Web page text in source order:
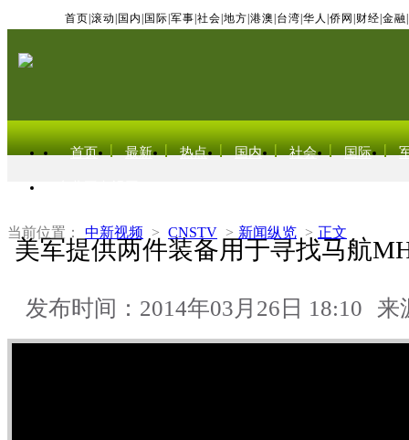
首页 滚动 国内 国际 军事 社会 地方 港澳 台湾 华人 侨网 财经 金融
首页 最新 热点 国内 社会 国际
当前位置： 中新视频 > CNSTV > 新闻纵览 > 正文
美军提供两件装备用于寻找马航
发布时间：2014年03月26日 18:10 来